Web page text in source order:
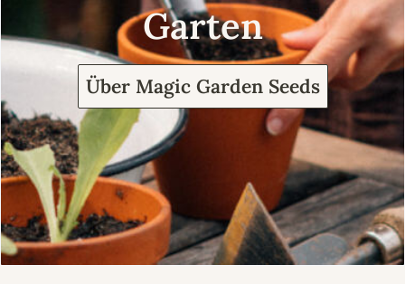
Garten
Über Magic Garden Seeds